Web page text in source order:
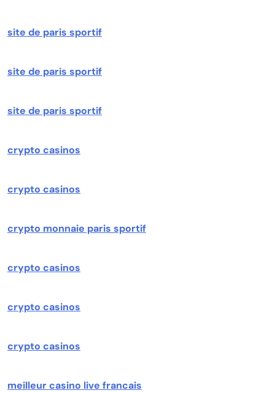
site de paris sportif
site de paris sportif
site de paris sportif
crypto casinos
crypto casinos
crypto monnaie paris sportif
crypto casinos
crypto casinos
crypto casinos
meilleur casino live francais